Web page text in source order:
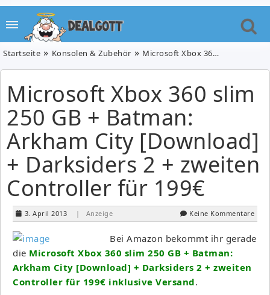
Startseite Konsolen & Zubehör Microsoft Xbox 360 slim 250 GB + Batman: Arkham City [Download] + Darksiders 2 + zweiten Controller für 199€
Microsoft Xbox 360 slim
250 GB + Batman:
Arkham City [Download]
+ Darksiders 2 + zweiten
Controller für 199€
3. April 2013 | Anzeige Keine Kommentare
Bei Amazon bekommt ihr gerade
die Microsoft Xbox 360 slim 250 GB + Batman:
Arkham City [Download] + Darksiders 2 + zweiten
Controller für 199€ inklusive Versand.